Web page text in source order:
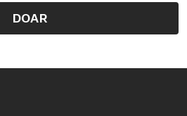
DOAR